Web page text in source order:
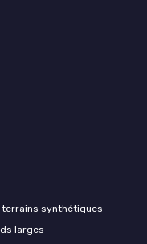
terrains synthétiques
larges